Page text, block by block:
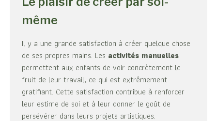
même
Il y a une grande satisfaction à créer quelque chose
de ses propres mains. Les activités manuelles
permettent aux enfants de voir concrètement le
fruit de leur travail, ce qui est extrêmement
gratifiant. Cette satisfaction contribue à renforcer
leur estime de soi et à leur donner le goût de
persévérer dans leurs projets artistiques.